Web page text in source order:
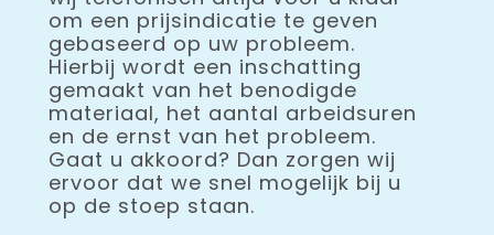
om een prijsindicatie te geven
gebaseerd op uw probleem.
Hierbij wordt een inschatting
gemaakt van het benodigde
materiaal, het aantal arbeidsuren
en de ernst van het probleem.
Gaat u akkoord? Dan zorgen wij
ervoor dat we snel mogelijk bij u
op de stoep staan.